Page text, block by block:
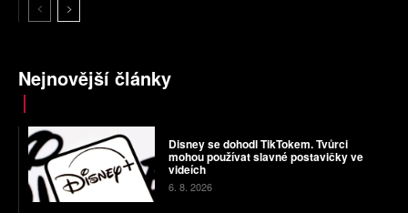
Nejnovější články
Disney se dohodl TikTokem. Tvůrci
mohou používat slavné postavičky ve
videích
6. 8. 2026